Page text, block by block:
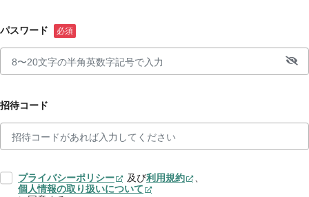
パスワード
招待コード
プライバシーポリシー 及び利用規約
、
個人情報の取り扱いについて